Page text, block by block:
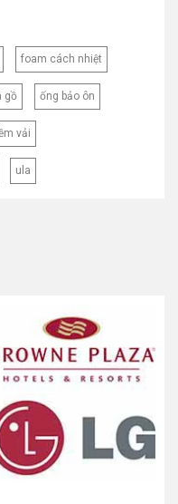
foam cách nhiệt
gồ ống bảo ôn
vải
ula